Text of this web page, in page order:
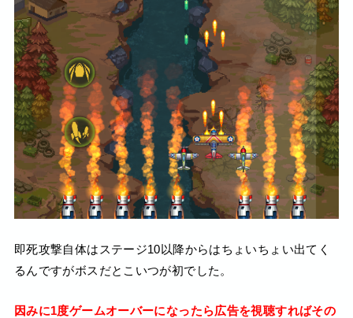
即死攻撃自体はステージ10以降からはちょいちょい出てく
るんですがボスだとこいつが初でした。
因みに1度ゲームオーバーになったら広告を視聴すればその